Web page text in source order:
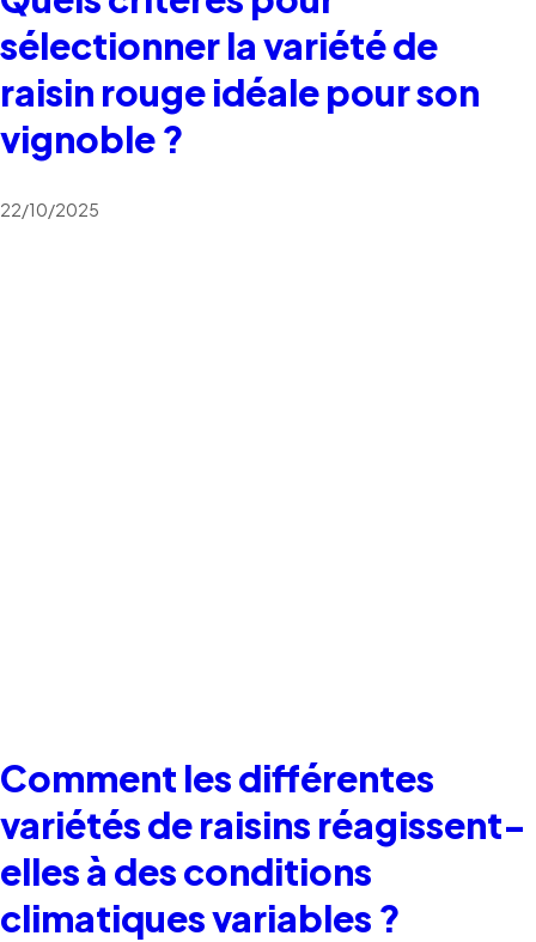
sélectionner la variété de
raisin rouge idéale pour son
vignoble ?
22/10/2025
Comment les différentes
variétés de raisins réagissent-
elles à des conditions
climatiques variables ?